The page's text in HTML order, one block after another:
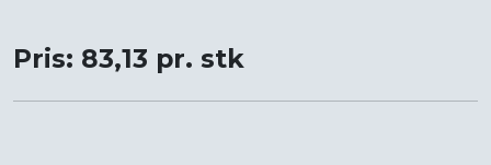
Pris: 83,13 pr. stk